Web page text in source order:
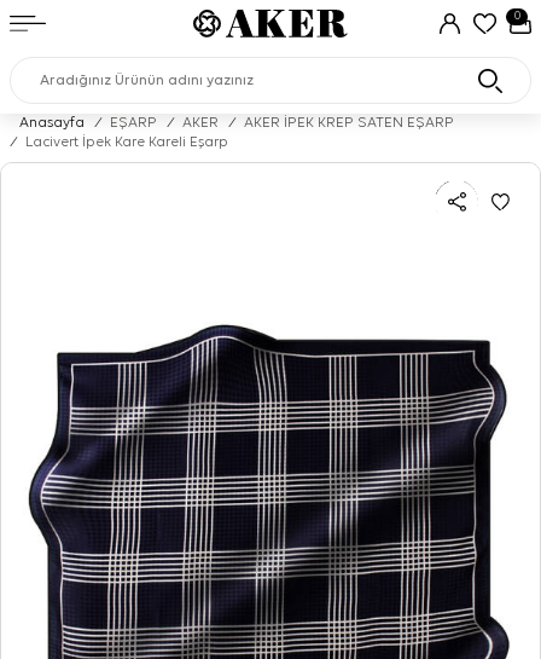
0
Anasayfa / EŞARP / AKER /
AKER İPEK KREP SATEN EŞARP
/
Lacivert İpek Kare Kareli Eşarp